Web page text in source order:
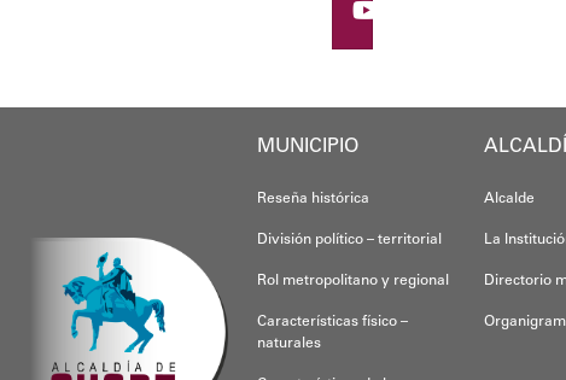
​"Tenemos un desafío
MUNICIPIO
Reseña histórica
División político – territorial
Rol metropolitano y regional
Características físico –
naturales
Alcalde
La
Directorio